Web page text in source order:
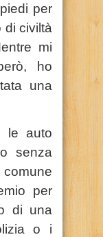
per
di civiltà
mi
ho
una
le auto
senza
comune
per
di una
o i